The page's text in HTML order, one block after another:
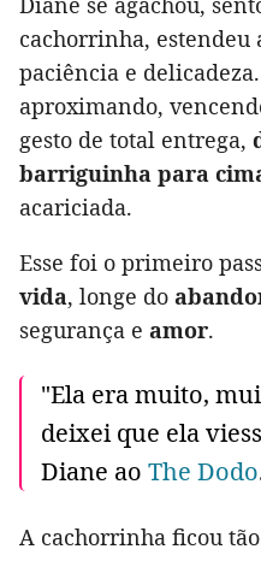
cachorrinha, estendeu
paciência e
aproximando,
gesto de total entrega,
barriguinha para
acariciada.
Esse foi o primeiro
vida, longe do
segurança e amor.
"Ela era muito,
deixei que ela
Diane ao The Dodo
A cachorrinha ficou tão